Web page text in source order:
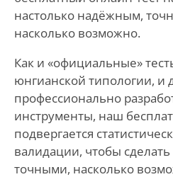
настолько надёжным,
насколько возможно.
Как и «официальные»
юнгианской типологии, и
профессионально
инструменты, наш
подвергается
валидации, чтобы
точными, насколько